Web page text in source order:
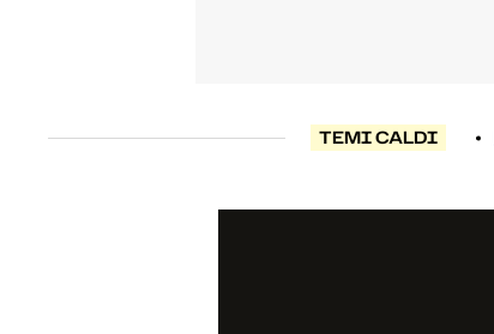
TEMI CALDI